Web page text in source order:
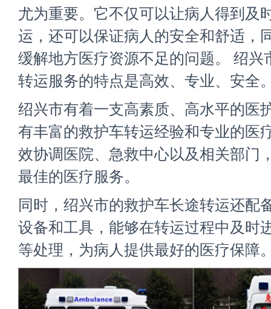
尤为重要。它不仅可以让病人得到及
运，还可以保证病人的安全和舒适，
缓解地方医疗资源不足的问题。 绍兴
转运服务的特点是高效、专业、安全
绍兴市有着一支高素质、高水平的医
有丰富的救护车转运经验和专业的医
效协调医院、急救中心以及相关部门
最佳的医疗服务。
同时，绍兴市的救护车长途转运还配
设备和工具，能够在转运过程中及时
等处理，为病人提供最好的医疗保障